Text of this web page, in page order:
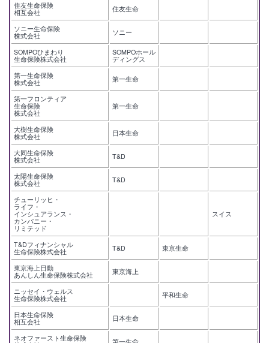
住友生命保険
相互会社
住友生命
ソニー生命保険
株式会社
ソニー
SOMPOひまわり
生命保険株式会社
SOMPOホール
ディングス
第一生命保険
株式会社
第一生命
第一フロンティア
生命保険
株式会社
第一生命
大樹生命保険
株式会社
日本生命
大同生命保険
株式会社
T&D
太陽生命保険
株式会社
T&D
チューリッヒ・
ライフ・
インシュアランス・
カンパニー・
リミテッド
スイス
T&Dフィナンシャル
生命保険株式会社
T&D 東京生命
東京海上日動
あんしん生命保険株式会社
東京海上
ニッセイ・ウェルス
生命保険株式会社
平和生命
日本生命保険
相互会社
日本生命
ネオファースト生命保険